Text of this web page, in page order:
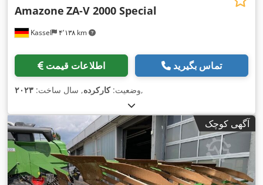
Kassel ۴٬۱۳۸ km
Amazone ZA-V 2000 Special
اطلاعات قیمت تماس بگیرید
وضعیت:کارکرده, سال ساخت: ۲۰۲۳ ,
آگهی کوچک